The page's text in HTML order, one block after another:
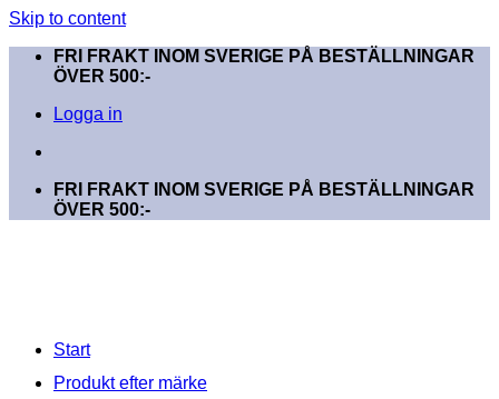
Skip to content
FRI FRAKT INOM SVERIGE PÅ BESTÄLLNINGAR
ÖVER 500:-
Logga in
FRI FRAKT INOM SVERIGE PÅ BESTÄLLNINGAR
ÖVER 500:-
Start
Produkt efter märke